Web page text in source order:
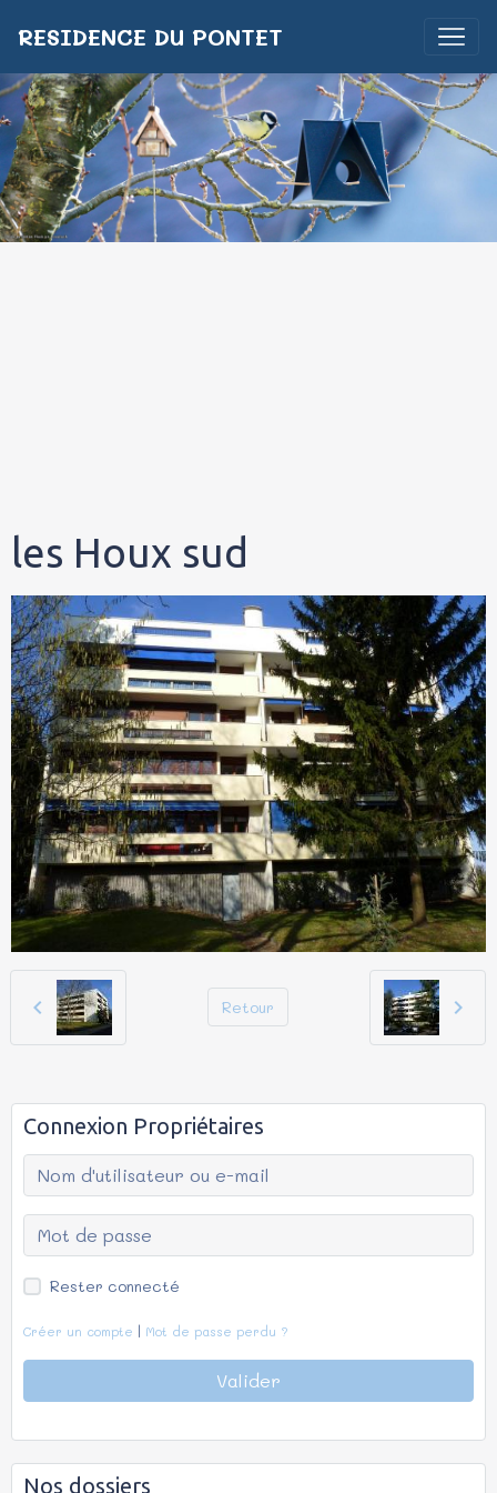
RESIDENCE DU PONTET
les Houx sud
Retour
Connexion Propriétaires
Rester connecté
Créer un compte | Mot de passe perdu ?
Valider
Nos dossiers